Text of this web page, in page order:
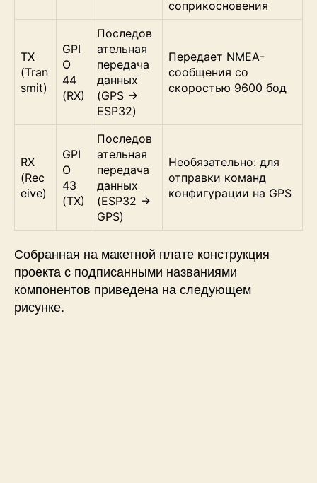
соприкосновения
TX
(Tran
smit)
GPI
O
44
(RX)
Последов
ательная
передача
данных
(GPS →
ESP32)
Передает NMEA-
сообщения со
скоростью 9600 бод
RX
(Rec
eive)
GPI
O
43
(TX)
Последов
ательная
передача
данных
(ESP32 →
GPS)
Необязательно: для
отправки команд
конфигурации на GPS
Собранная на макетной плате конструкция
проекта с подписанными названиями
компонентов приведена на следующем
рисунке.